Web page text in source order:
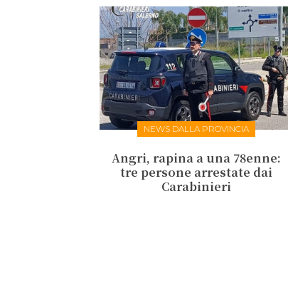
NEWS DALLA PROVINCIA
Angri, rapina a una 78enne:
tre persone arrestate dai
Carabinieri